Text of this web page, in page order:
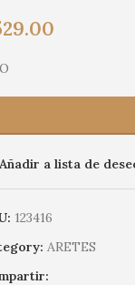
Añadir a lista de
123416
ARETES